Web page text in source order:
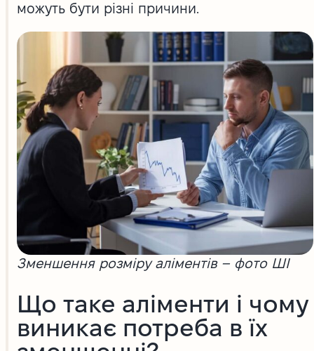
можуть бути різні причини.
Зменшення розміру аліментів – фото ШІ
Що таке аліменти і чому
виникає потреба в їх